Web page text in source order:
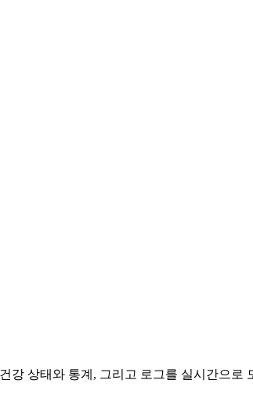
강 상태와 통계, 그리고 로그를 실시간으로